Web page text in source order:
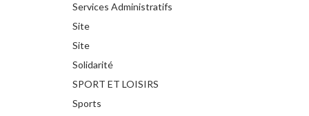
Services Administratifs
Site
Site
Solidarité
SPORT ET LOISIRS
Sports